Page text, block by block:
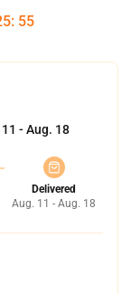
: 54
- Aug. 18
Delivered
Aug. 11 - Aug. 18